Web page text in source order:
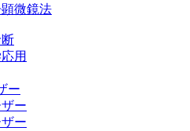
微鏡法
用
ー
ー
ー